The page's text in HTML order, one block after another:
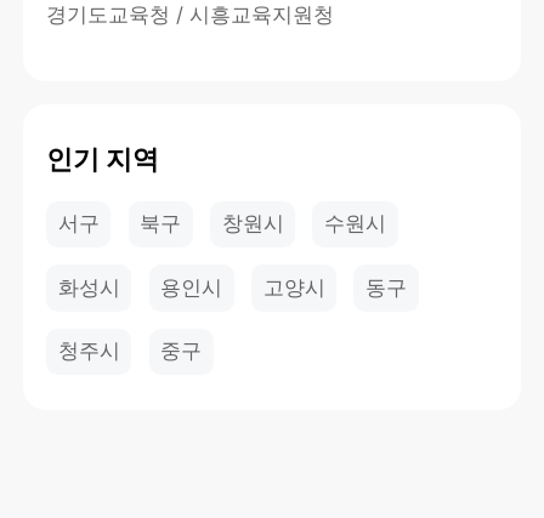
경기도교육청 / 시흥교육지원청
인기 지역
서구 북구 창원시 수원시
화성시 용인시 고양시 동구
청주시 중구